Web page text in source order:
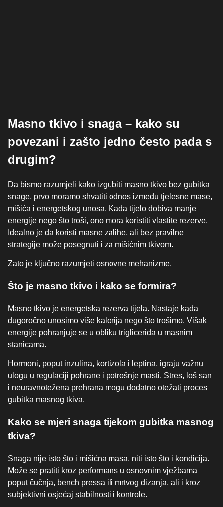
Masno tkivo i snaga – kako su
povezani i zašto jedno često pada s
drugim?
Da bismo razumjeli kako izgubiti masno tkivo bez gubitka
snage, prvo moramo shvatiti odnos između tjelesne mase,
mišića i energetskog unosa. Kada tijelo dobiva manje
energije nego što troši, ono mora koristiti vlastite rezerve.
Idealno je da koristi masne zalihe, ali bez pravilne
strategije može posegnuti i za mišićnim tkivom.
Zato je ključno razumjeti osnovne mehanizme.
Što je masno tkivo i kako se formira?
Masno tkivo je energetska rezerva tijela. Nastaje kada
dugoročno unosimo više kalorija nego što trošimo. Višak
energije pohranjuje se u obliku triglicerida u masnim
stanicama.
Hormoni, poput inzulina, kortizola i leptina, igraju važnu
ulogu u regulaciji pohrane i potrošnje masti. Stres, loš san
i neuravnotežena prehrana mogu dodatno otežati proces
gubitka masnog tkiva.
Kako se mjeri snaga tijekom gubitka masnog
tkiva?
Snaga nije isto što i mišićna masa, niti isto što i kondicija.
Može se pratiti kroz performans u osnovnim vježbama
poput čučnja, bench pressa ili mrtvog dizanja, ali i kroz
subjektivni osjećaj stabilnosti i kontrole.